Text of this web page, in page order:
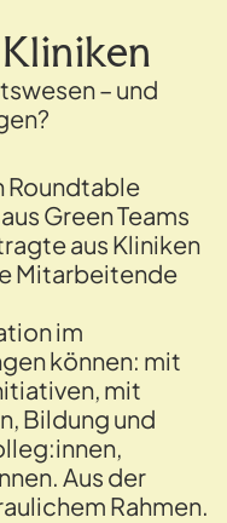
– und
Roundtable
Green Teams
aus Kliniken
Mitarbeitende
im
können: mit
mit
Bildung und
Aus der
Rahmen.